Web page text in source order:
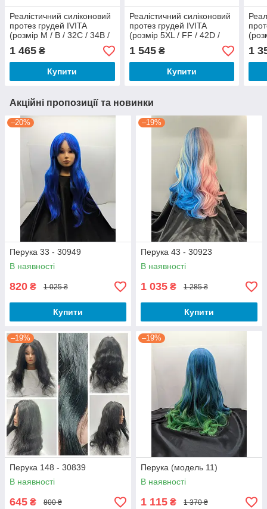
Реалістичний силіконовий
протез грудей IVITA
(розмір M / B / 32C / 34B /
36A, 16.5х11.5х4 см)
1 465 ₴
Купити
Реалістичний силіконовий
протез грудей IVITA
(розмір 5XL / FF / 42D /
44D / 46C, 17.5х16.5х4.2
см)
1 545₴
Купити
1
Акційні пропозиції та новинки
–20%
Перука 33 - 30949
В наявності
820 ₴ 1 025 ₴
Купити
–19%
Перука 43 - 30923
В наявності
1 035 ₴ 1 285 ₴
Купити
–19%
Перука 148 - 30839
В наявності
645 ₴ 800 ₴
–19%
Перука (модель 11)
В наявності
1 115 ₴ 1 370 ₴